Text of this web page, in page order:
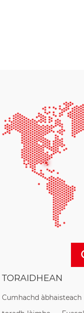
TORAIDHEAN
Cumhachd àbhaisteach